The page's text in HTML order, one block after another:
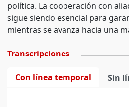
política. La cooperación con
sigue siendo esencial para
mientras se avanza hacia una
Transcripciones
Con línea temporal Sin